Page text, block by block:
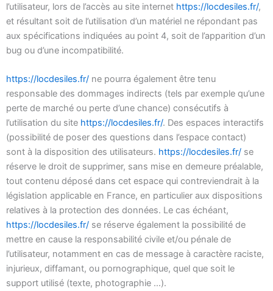
l’utilisateur, lors de l’accès au site internet https://locdesiles.fr/,
et résultant soit de l’utilisation d’un matériel ne répondant pas
aux spécifications indiquées au point 4, soit de l’apparition d’un
bug ou d’une incompatibilité.
https://locdesiles.fr/ ne pourra également être tenu
responsable des dommages indirects (tels par exemple qu’une
perte de marché ou perte d’une chance) consécutifs à
l’utilisation du site https://locdesiles.fr/. Des espaces interactifs
(possibilité de poser des questions dans l’espace contact)
sont à la disposition des utilisateurs. https://locdesiles.fr/ se
réserve le droit de supprimer, sans mise en demeure préalable,
tout contenu déposé dans cet espace qui contreviendrait à la
législation applicable en France, en particulier aux dispositions
relatives à la protection des données. Le cas échéant,
https://locdesiles.fr/ se réserve également la possibilité de
mettre en cause la responsabilité civile et/ou pénale de
l’utilisateur, notamment en cas de message à caractère raciste,
injurieux, diffamant, ou pornographique, quel que soit le
support utilisé (texte, photographie …).